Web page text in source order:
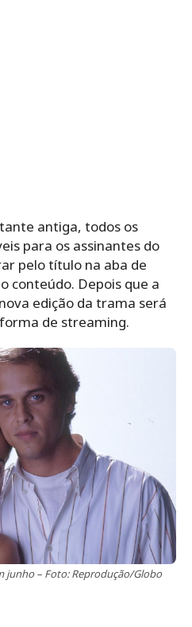
antiga, todos os
para os assinantes do
pelo título na aba de
conteúdo. Depois que a
edição da trama será
de streaming.
junho – Foto: Reprodução/Globo